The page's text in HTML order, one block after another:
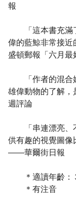
報
「這本書充滿
偉的藍鯨非常接
盛頓郵報「六月最
「作者的混合
雄偉動物的了解
週評論
「串連漂亮、
供有趣的視覺圖像
――華爾街日報
＊適讀年齡：
＊有注音